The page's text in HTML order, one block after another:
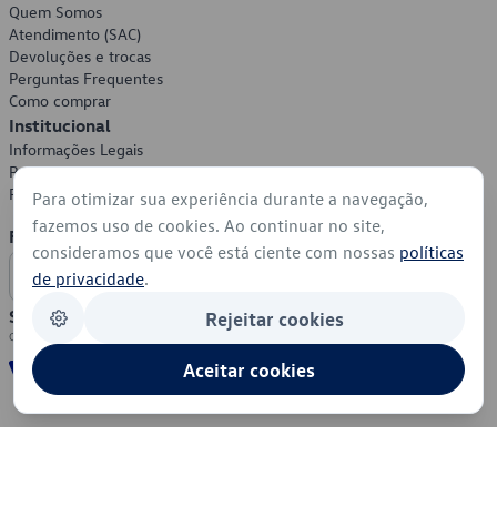
Quem Somos
Atendimento (SAC)
Devoluções e trocas
Perguntas Frequentes
Como comprar
Institucional
Informações Legais
Política de Privacidade
Política de Cookies
Formas de Pagamento
Segurança
Para otimizar sua experiência durante a navegação,
fazemos uso de cookies. Ao continuar no site,
consideramos que você está ciente com nossas políticas
de privacidade.
Rejeitar cookies
Aceitar cookies